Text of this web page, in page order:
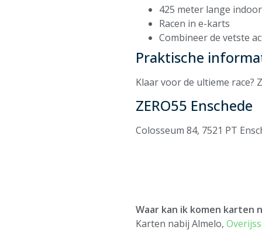
425 meter lange
Racen in e-karts
Combineer de vetste
Praktische
Klaar voor de ultieme race?
ZERO55 Enschede
Colosseum 84, 7521 PT
Waar kan ik komen karten
Karten nabij Almelo,